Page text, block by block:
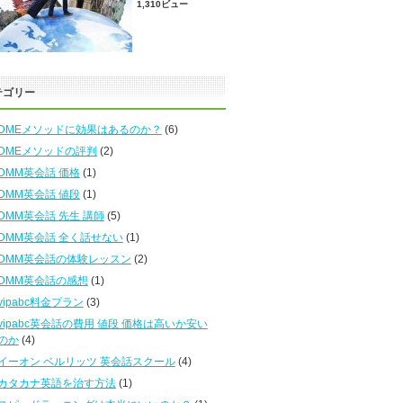
1,310ビュー
ゴリー
メソッドに効果はあるのか？ (6)
メソッドの評判 (2)
英会話 価格(1)
英会話 値段(1)
英会話 先生 講師(5)
英会話 全く話せない(1)
英会話の体験レッスン (2)
英会話の感想 (1)
料金プラン (3)
英会話の費用 値段 価格は高いか安い
か(4)
ーオン ベルリッツ 英会話スクール(4)
タカナ英語を治す方法(1)